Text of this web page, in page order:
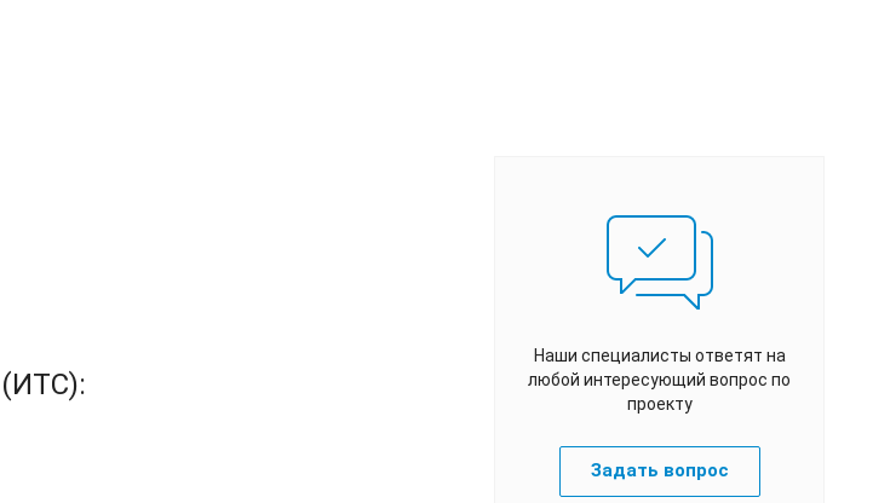
Наши специалисты ответят на
любой интересующий вопрос по
проекту
Задать вопрос